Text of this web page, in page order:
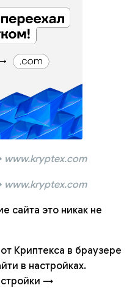
сайта это никак не
Криптекса в браузере
в настройках.
→